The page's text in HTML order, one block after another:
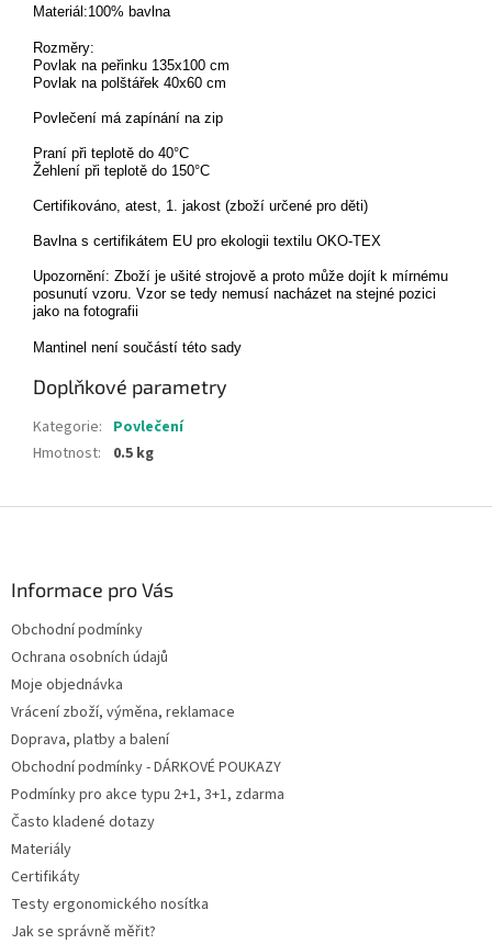
Materiál:100% bavlna
Rozměry:
Povlak na peřinku 135x100 cm
Povlak na polštářek 40x60 cm
Povlečení má zapínání na zip
Praní při teplotě do 40°C
Žehlení při teplotě do 150°C
Certifikováno, atest, 1. jakost (zboží určené pro děti)
Bavlna s certifikátem EU pro ekologii textilu OKO-TEX
Upozornění: Zboží je ušité strojově a proto může dojít k mírnému
posunutí vzoru. Vzor se tedy nemusí nacházet na stejné pozici
jako na fotografii
Mantinel není součástí této sady
Doplňkové parametry
Kategorie: Povlečení
Hmotnost: 0.5 kg
Informace pro Vás
Obchodní podmínky
Ochrana osobních údajů
Moje objednávka
Vrácení zboží, výměna, reklamace
Doprava, platby a balení
Obchodní podmínky - DÁRKOVÉ POUKAZY
Podmínky pro akce typu 2+1, 3+1, zdarma
Často kladené dotazy
Materiály
Certifikáty
Testy ergonomického nosítka
Jak se správně měřit?